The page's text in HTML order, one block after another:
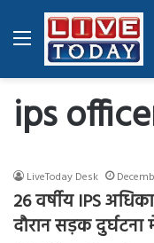
Menu
ips
LiveToday Desk
26 वर्षीय IPS
दौरान सड़क दुर्घटना